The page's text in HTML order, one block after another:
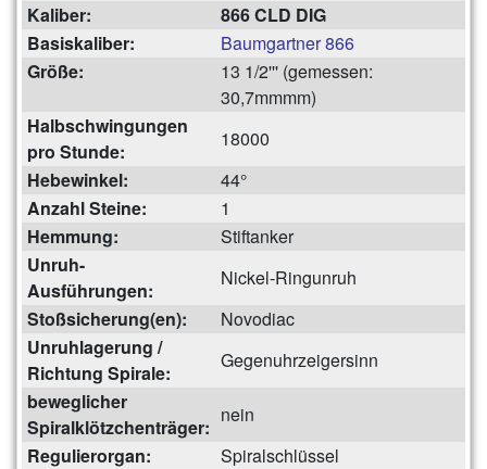
Kaliber:
866 CLD DIG
Basiskaliber:
Baumgartner 866
Größe:
13 1/2''' (gemessen:
30,7mmmm)
Halbschwingungen
pro Stunde:
18000
Hebewinkel:
44°
Anzahl Steine:
1
Hemmung:
Stiftanker
Unruh-
Ausführungen:
Nickel-Ringunruh
Stoßsicherung(en):
Novodiac
Unruhlagerung /
Richtung Spirale:
Gegenuhrzeigersinn
beweglicher
Spiralklötzchenträger:
nein
Regulierorgan:
Spiralschlüssel